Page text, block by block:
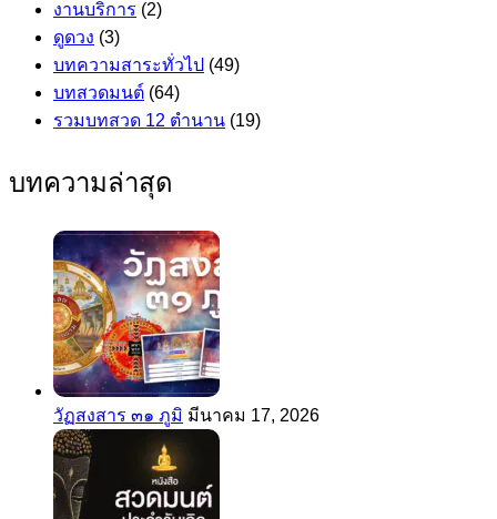
งานบริการ (2)
ดูดวง (3)
บทความสาระทั่วไป (49)
บทสวดมนต์ (64)
รวมบทสวด 12 ตำนาน (19)
บทความล่าสุด
วัฏสงสาร ๓๑ ภูมิ มีนาคม 17, 2026